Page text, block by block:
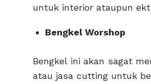
untuk interior ataupun
Bengkel Worshop
Bengkel ini akan sagat
atau jasa cutting untuk